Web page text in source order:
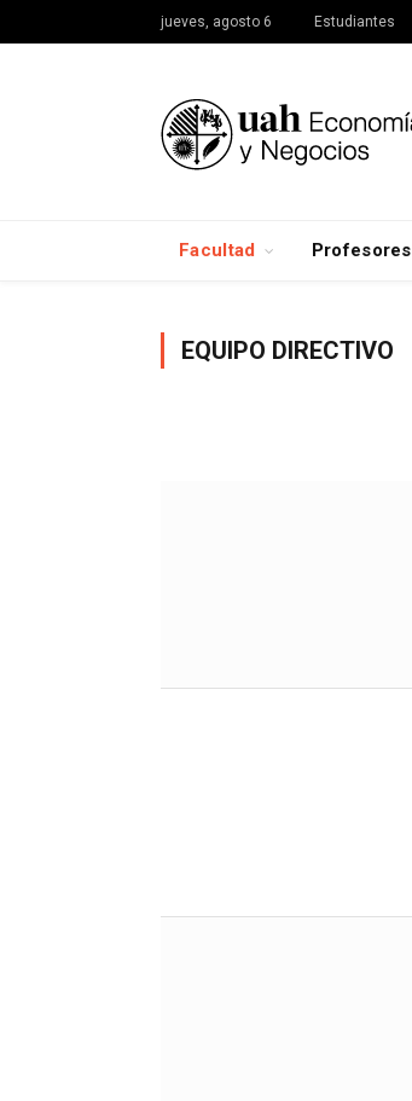
jueves, agosto 6 Estudiantes
Facultad Profesores
EQUIPO DIRECTIVO